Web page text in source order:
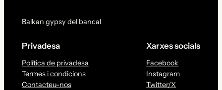
Balkan gypsy del bancal
Privadesa
Política de privadesa
Termes i condicions
Contacteu-nos
Xarxes socials
Facebook
Instagram
Twitter/X